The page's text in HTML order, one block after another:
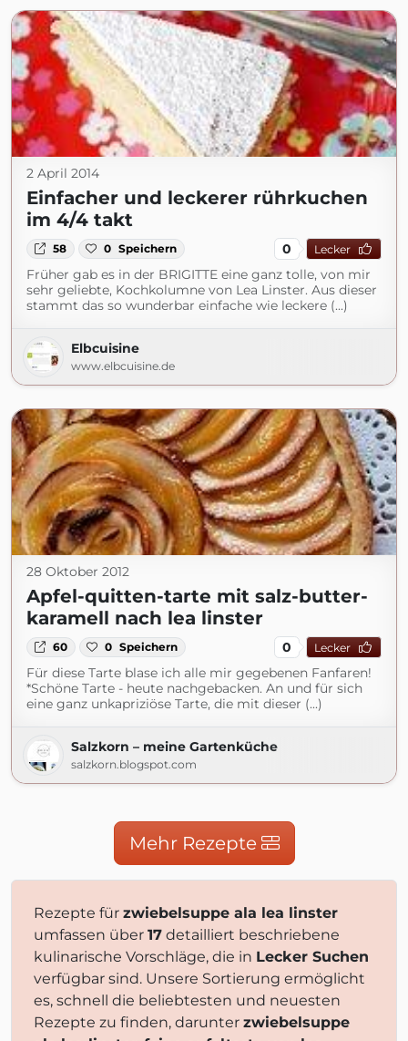
2 April 2014
Einfacher und leckerer rührkuchen
im 4/4 takt
58 0 Speichern 0 Lecker
Früher gab es in der BRIGITTE eine ganz tolle, von mir
sehr geliebte, Kochkolumne von Lea Linster. Aus dieser
stammt das so wunderbar einfache wie leckere (...)
Elbcuisine
www.elbcuisine.de
28 Oktober 2012
Apfel-quitten-tarte mit salz-butter-
karamell nach lea linster
60 0 Speichern 0 Lecker
Für diese Tarte blase ich alle mir gegebenen Fanfaren!
*Schöne Tarte - heute nachgebacken. An und für sich
eine ganz unkapriziöse Tarte, die mit dieser (...)
Salzkorn – meine Gartenküche
salzkorn.blogspot.com
Mehr Rezepte
Rezepte für zwiebelsuppe ala lea linster
umfassen über 17 detailliert beschriebene
kulinarische Vorschläge, die in Lecker Suchen
verfügbar sind. Unsere Sortierung ermöglicht
es, schnell die beliebtesten und neuesten
Rezepte zu finden, darunter zwiebelsuppe